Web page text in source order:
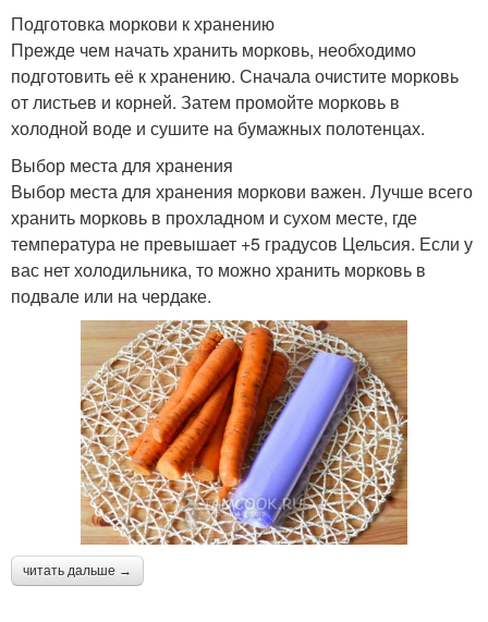
Подготовка моркови к хранению
Прежде чем начать хранить морковь, необходимо
подготовить её к хранению. Сначала очистите морковь
от листьев и корней. Затем промойте морковь в
холодной воде и сушите на бумажных полотенцах.
Выбор места для хранения
Выбор места для хранения моркови важен. Лучше всего
хранить морковь в прохладном и сухом месте, где
температура не превышает +5 градусов Цельсия. Если у
вас нет холодильника, то можно хранить морковь в
подвале или на чердаке.
читать дальше →